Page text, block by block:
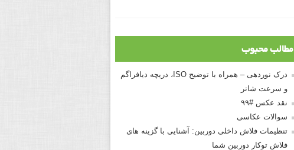
مطالب محبوب
درک نوردهی – همراه با توضیح ISO، دریچه دیافراگم
و سرعت شاتر
نقد عکس #۹۹
سوالات عکاسی
تنظیمات فلاش داخلی دوربین: آشنایی با گزینه های
فلاش توکار دوربین شما